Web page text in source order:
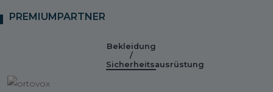
PREMIUMPARTNER
Bekleidung
/
Sicherheitsausrüstung